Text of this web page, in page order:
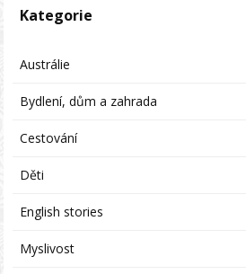
Kategorie
Austrálie
Bydlení, dům a zahrada
Cestování
Děti
English stories
Myslivost